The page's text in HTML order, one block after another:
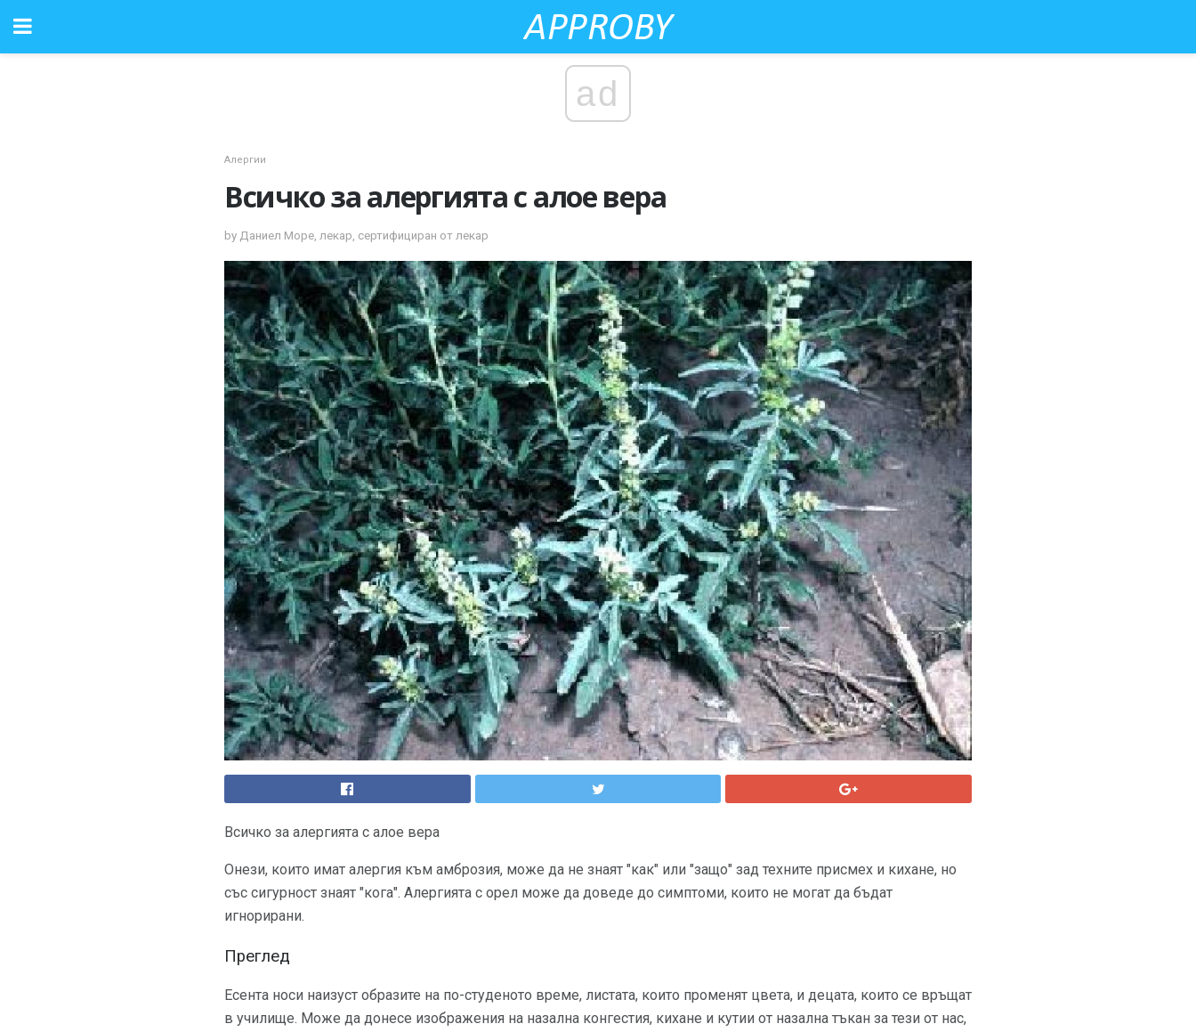
ad
Алергии
Всичко за алергията с алое вера
by Даниел Море, лекар, сертифициран от лекар
Всичко за алергията с алое вера
Онези, които имат алергия към амброзия, може да не знаят "как" или "защо" зад техните присмех и кихане, но
със сигурност знаят "кога". Алергията с орел може да доведе до симптоми, които не могат да бъдат
игнорирани.
Преглед
Есента носи наизуст образите на по-студеното време, листата, които променят цвета, и децата, които се връщат
в училище. Може да донесе изображения на назална конгестия, кихане и кутии от назална тъкан за тези от нас,